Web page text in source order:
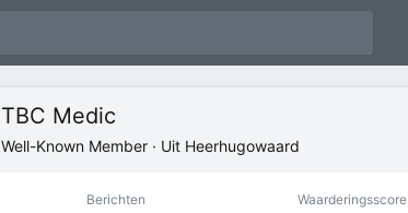
TBC Medic
Well-Known Member · Uit Heerhugowaard
Berichten Waarderingsscore